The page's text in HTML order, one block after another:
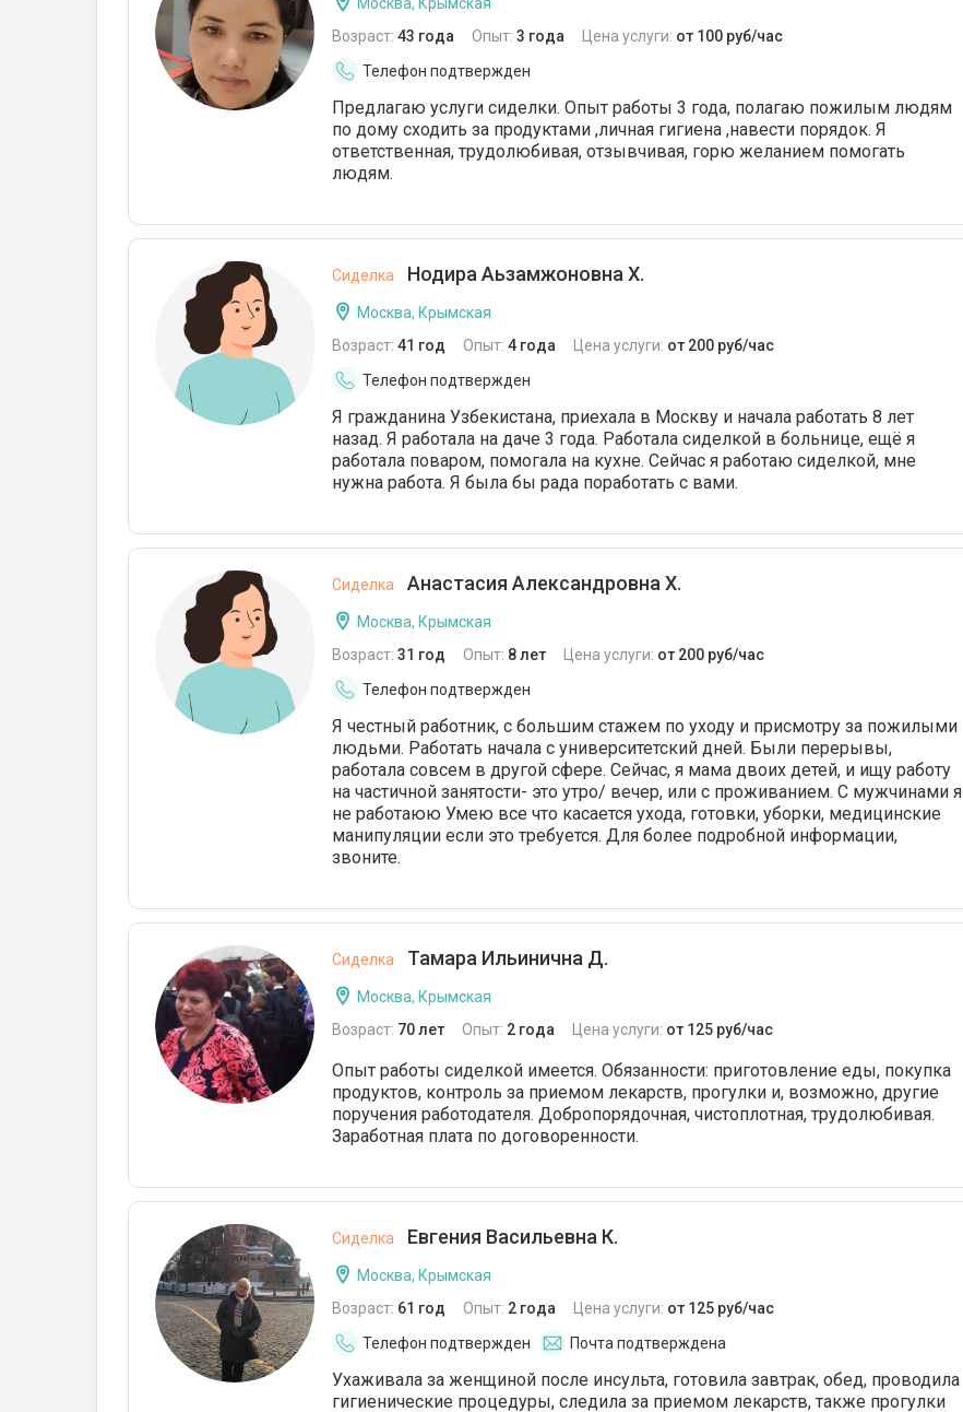
Возраст: 43 года Опыт: 3 года Цена услуги: от 100 руб/час
Телефон подтвержден
Предлагаю услуги сиделки. Опыт работы 3 года, полагаю пожилым людям
по дому сходить за продуктами ,личная гигиена ,навести порядок. Я
ответственная, трудолюбивая, отзывчивая, горю желанием помогать
людям.
Сиделка Нодира Аьзамжоновна Х.
Москва, Крымская
Возраст: 41 год Опыт: 4 года Цена услуги: от 200 руб/час
Телефон подтвержден
Я гражданина Узбекистана, приехала в Москву и начала работать 8 лет
назад. Я работала на даче 3 года. Работала сиделкой в больнице, ещё я
работала поваром, помогала на кухне. Сейчас я работаю сиделкой, мне
нужна работа. Я была бы рада поработать с вами.
Сиделка Анастасия Александровна Х.
Москва, Крымская
Возраст: 31 год Опыт: 8 лет Цена услуги: от 200 руб/час
Телефон подтвержден
Я честный работник, с большим стажем по уходу и присмотру за пожилыми
людьми. Работать начала с университетский дней. Были перерывы,
работала совсем в другой сфере. Сейчас, я мама двоих детей, и ищу работу
на частичной занятости- это утро/ вечер, или с проживанием. С мужчинами я
не работаюю Умею все что касается ухода, готовки, уборки, медицинские
манипуляции если это требуется. Для более подробной информации,
звоните.
Сиделка Тамара Ильинична Д.
Москва, Крымская
Возраст: 70 лет Опыт: 2 года Цена услуги: от 125 руб/час
Опыт работы сиделкой имеется. Обязанности: приготовление еды, покупка
продуктов, контроль за приемом лекарств, прогулки и, возможно, другие
поручения работодателя. Добропорядочная, чистоплотная, трудолюбивая.
Заработная плата по договоренности.
Сиделка Евгения Васильевна К.
Москва, Крымская
Возраст: 61 год Опыт: 2 года Цена услуги: от 125 руб/час
Телефон подтвержден
Почта подтверждена
Ухаживала за женщиной после инсульта, готовила завтрак, обед, проводила
гигиенические процедуры, следила за приемом лекарств, также прогулки